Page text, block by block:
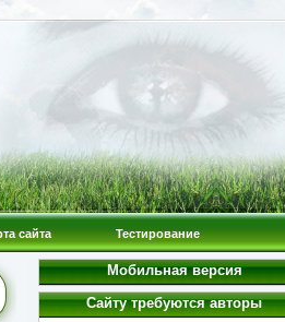
сайта Тестирование
Мобильная версия
Сайту требуются авторы